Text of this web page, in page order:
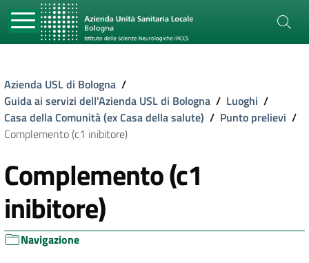
Azienda USL di Bologna /
Guida ai servizi dell'Azienda USL di Bologna / Luoghi /
Casa della Comunità (ex Casa della salute) / Punto prelievi /
Complemento (c1 inibitore)
Complemento (c1
inibitore)
Navigazione